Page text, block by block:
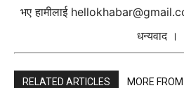
भए हामीलाई
धन्यवाद ।
RELATED ARTICLES MORE